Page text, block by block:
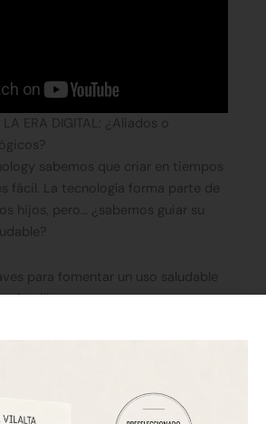
LA ERA DIGITAL: ¿Aliados o
sabemos que criar en tiempos
fácil. La tecnología forma parte de
hijos, pero… ¿sabemos guiar su
para fomentar un uso saludable
familia:
en casa
: Establece horarios
: Pregunta qué ven, con